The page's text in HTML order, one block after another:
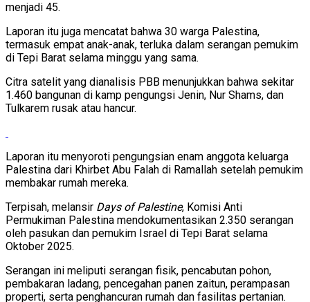
menjadi 45.
Laporan itu juga mencatat bahwa 30 warga Palestina,
termasuk empat anak-anak, terluka dalam serangan pemukim
di Tepi Barat selama minggu yang sama.
Citra satelit yang dianalisis PBB menunjukkan bahwa sekitar
1.460 bangunan di kamp pengungsi Jenin, Nur Shams, dan
Tulkarem rusak atau hancur.
Laporan itu menyoroti pengungsian enam anggota keluarga
Palestina dari Khirbet Abu Falah di Ramallah setelah pemukim
membakar rumah mereka.
Terpisah, melansir Days of Palestine, Komisi Anti
Permukiman Palestina mendokumentasikan 2.350 serangan
oleh pasukan dan pemukim Israel di Tepi Barat selama
Oktober 2025.
Serangan ini meliputi serangan fisik, pencabutan pohon,
pembakaran ladang, pencegahan panen zaitun, perampasan
properti, serta penghancuran rumah dan fasilitas pertanian.